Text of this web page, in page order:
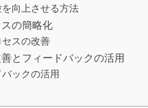
を向上させる方法
の簡略化
セスの改善
とフィードバックの活用
ックの活用